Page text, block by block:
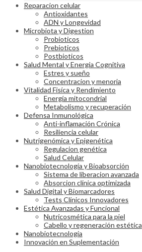
Reparacion celular
Antioxidantes
ADN y Longevidad
Microbiota y Digestion
Probioticos
Prebioticos
Postbioticos
Salud Mental y Energia Cognitiva
Estres y sueño
Concentracion y menoria
Vitalidad Fisíca y Rendimiento
Energía mitocondrial
Metabolismo y recuperación
Defensa Inmunológica
Anti-inflamación Crónica
Resiliencia celular
Nutrigenómica y Epigenética
Regulacion genética
Salud Celular
Nanobiotecnología y Bioabsorción
Sistema de liberacion avanzada
Absorcion clínica optimizada
Salud Digital y Biomarcadores
Tests Clínicos Innovadores
Estética Avanzadas y Funcional
Nutricosmética para la piel
Cabello y regeneración estética
Nanobiotecnología
Innovación en Suplementación